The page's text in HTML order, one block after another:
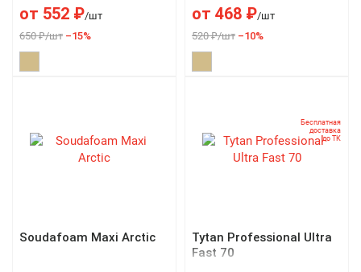
от 552 ₽/шт
650 ₽/шт –15%
от 468 ₽/шт
520 ₽/шт –10%
Soudafoam Maxi Arctic
Бесплатная
доставка
до ТК
Tytan Professional Ultra
Fast 70